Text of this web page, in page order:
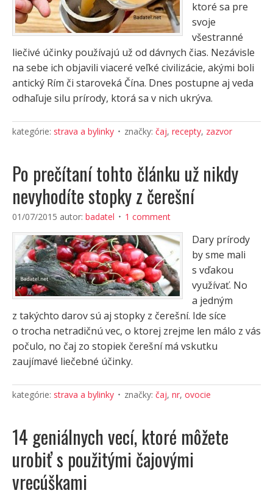
ktoré sa pre
svoje
všestranné
liečivé účinky používajú už od dávnych čias. Nezávisle
na sebe ich objavili viaceré veľké civilizácie, akými boli
antický Rím či staroveká Čína. Dnes postupne aj veda
odhaľuje silu prírody, ktorá sa v nich ukrýva.
kategórie: strava a bylinky značky: čaj, recepty, zazvor
Po prečítaní tohto článku už nikdy
nevyhodíte stopky z čerešní
01/07/2015 autor: badatel 1 comment
Dary prírody
by sme mali
s vďakou
využívať. No
a jedným
z takýchto darov sú aj stopky z čerešní. Ide síce
o trocha netradičnú vec, o ktorej zrejme len málo z vás
počulo, no čaj zo stopiek čerešní má vskutku
zaujímavé liečebné účinky.
kategórie: strava a bylinky značky: čaj, nr, ovocie
14 geniálnych vecí, ktoré môžete
urobiť s použitými čajovými
vrecúškami